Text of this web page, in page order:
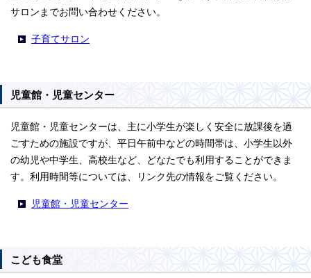
サロンまでお問い合わせください。
子育てサロン
児童館・児童センター
児童館・児童センターは、主に小学生が楽しく安全に放課後を過
ごすための施設ですが、平日午前中などの時間帯は、小学生以外
の幼児や中学生、高校生など、どなたでも利用することができま
す。利用時間等については、リンク先の情報をご覧ください。
児童館・児童センター
こども食堂